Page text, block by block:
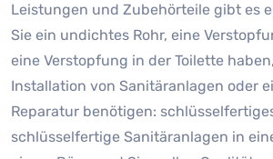
Leistungen und Zubehörteile gibt es
Sie ein undichtes Rohr, eine
eine Verstopfung in der Toilette
Installation von Sanitäranlagen oder
Reparatur benötigen:
schlüsselfertige Sanitäranlagen in